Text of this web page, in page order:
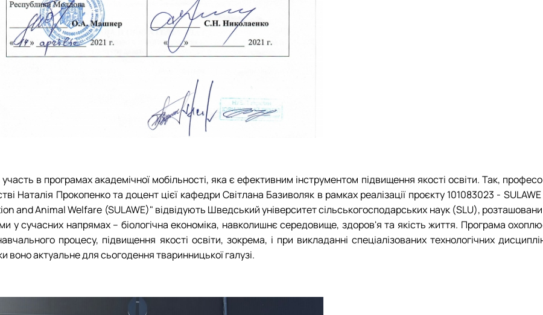
в програмах академічної мобільності, яка є ефективним інструментом підвищення якості освіти. Так,
Наталія Прокопенко та доцент цієї кафедри Світлана Базиволяк в рамках реалізації проєкту 101083023 -
and Animal Welfare (SULAWE)" відвідують Шведський університет сільськогосподарських наук (SLU),
у сучасних напрямах – біологічна економіка, навколишнє середовище, здоров'я та якість життя. Програма
процесу, підвищення якості освіти, зокрема, і при викладанні спеціалізованих технологічних
актуальне для сьогодення тваринницької галузі.